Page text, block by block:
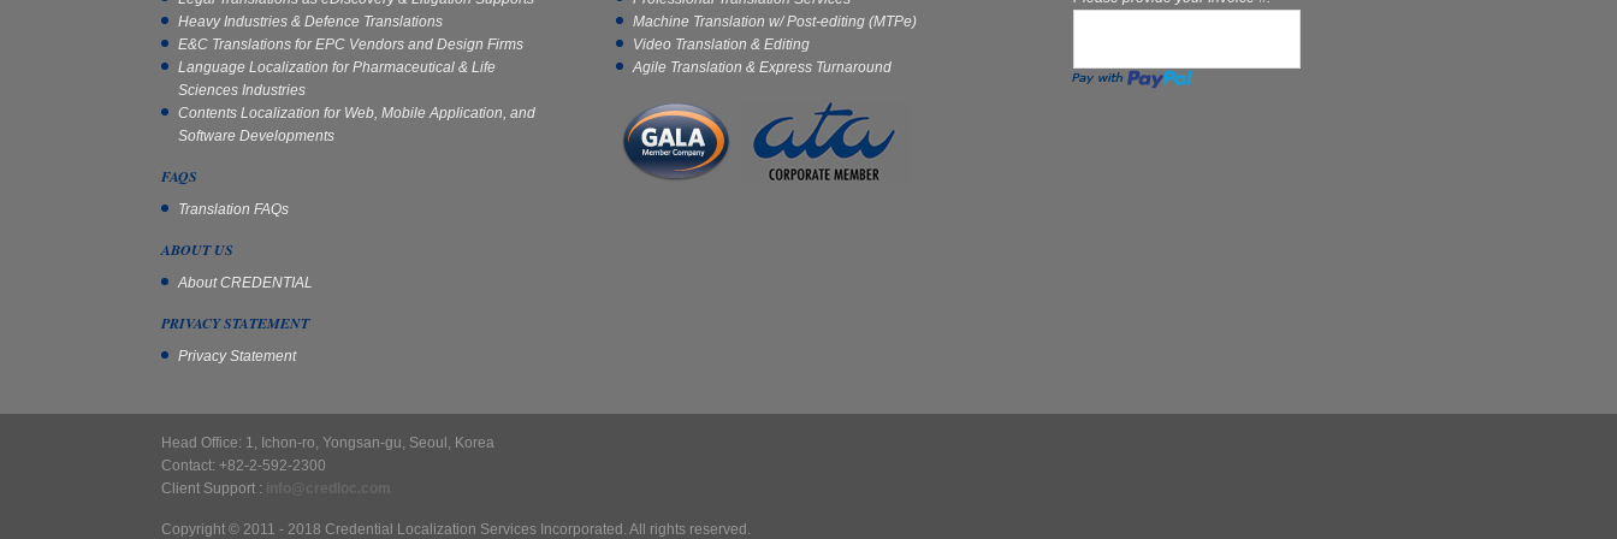
Heavy Industries & Defence Translations
E&C Translations for EPC Vendors and Design Firms
Language Localization for Pharmaceutical & Life
Sciences Industries
Contents Localization for Web, Mobile Application, and
Software Developments
FAQS
Translation FAQs
ABOUT US
About CREDENTIAL
PRIVACY STATEMENT
Privacy Statement
Machine Translation w/ Post-editing (MTPe)
Video Translation & Editing
Agile Translation & Express Turnaround
Head Office: 1, Ichon-ro, Yongsan-gu, Seoul, Korea
Contact: +82-2-592-2300
Client Support :
Copyright © 2011 - 2018 Credential Localization Services Incorporated. All rights reserved.